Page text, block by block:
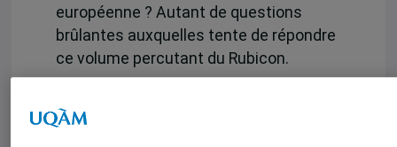
européenne ? Autant de questions
brûlantes auxquelles tente de répondre
ce volume percutant du Rubicon.